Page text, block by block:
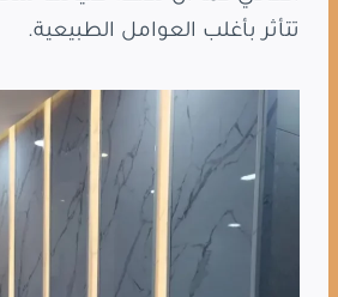
تتأثر بأغلب العوامل الطبيعية.